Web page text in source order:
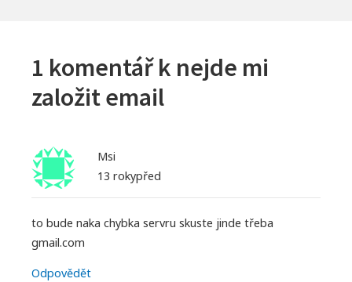
1 komentář k nejde mi
založit email
Msi
13 rokypřed
to bude naka chybka servru skuste jinde třeba
gmail.com
Odpovědět